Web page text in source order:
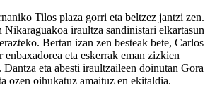
Tilos plaza gorri eta beltzez jantzi zen.
Nikaraguakoa iraultza sandinistari elkartasun
Bertan izan zen besteak bete, Carlos
eta eskerrak eman zizkien
eta abesti iraultzaileen doinutan Gora
ozen oihukatuz amaituz en ekitaldia.